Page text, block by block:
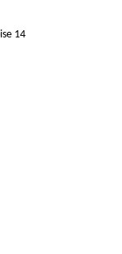
14